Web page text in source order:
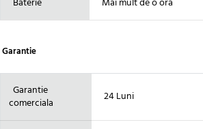
Baterie Mai mult de o ora
Garantie
Garantie
comerciala
24 Luni